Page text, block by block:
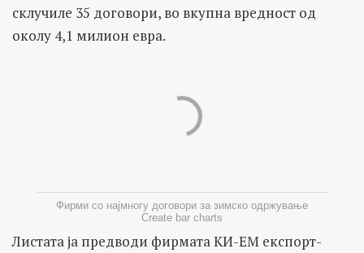
склучиле 35 договори, во вкупна вредност од
околу 4,1 милион евра.
Фирми со најмногу договори за зимско одржување
Create bar charts
Листата ја предводи фирмата КИ-ЕМ експорт-